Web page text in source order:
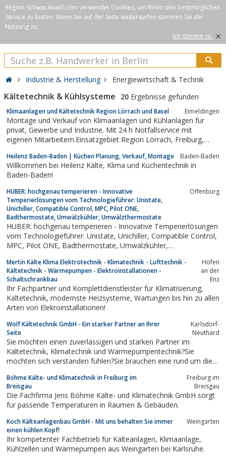
Region-Schwarzwald.com verwendet Cookies, um Ihnen den bestmöglichen
Service zu bieten. Wenn Sie auf der Seite weitersurfen stimmen Sie der
Nutzung zu.
Ich stimme zu. ×
Industrie & Herstellung Energiewirtschaft & Technik
Kältetechnik & Kühlsysteme 20 Ergebnisse gefunden
Klimaanlagen und Kältetechnik Region Lörrach und Basel Eimeldingen
Montage und Verkauf von Klimaanlagen und Kühlanlagen für
privat, Gewerbe und Industrie. Mit 24 h Notfallservice mit
eigenen Mitarbeitern.Einsatzgebiet Region Lörrach, Freiburg,
Heilenz Baden-Baden | Küchen Planung, Verkauf, Montage Baden-Baden
Willkommen bei Heilenz Kälte, Klima und Küchentechnik in
Baden-Baden!
HUBER: hochgenau temperieren - Innovative
Temperierlösungen vom Technologieführer: Unistate,
Unichiller, Compatible Control, MPC, Pilot ONE,
Badthermostate, Umwälzkühler, Umwälzthermostate
Offenburg
HUBER: hochgenau temperieren - Innovative Temperierlösungen
vom Technologieführer: Unistate, Unichiller, Compatible Control,
MPC, Pilot ONE, Badthermostate, Umwälzkühler,
Mertin Kälte Klima Elektrotechnik - Klimatechnik - Lufttechnik -
Kältetechnik - Wärmepumpen - Elektroinstallationen -
Schaltschrankbau
Höfen
an der
Enz
Ihr Fachpartner und Komplettdienstleister für Klimatisierung,
Kältetechnik, modernste Heizsysteme, Wartungen bis hin zu allen
Arten von Elekroinstallationen!
Wolf Kältetechnik GmbH - Ein starker Partner an Ihrer
Seite
Karlsdorf-
Neuthard
Sie möchten einen zuverlässigen und starken Partner im
Kältetechnik, Klimatechnik und Wärmepumpentechnik?Sie
möchten sich verstanden fühlen?Sie brauchen eine rund um die
unzufrieden mit Ihrem aktuellen Kältetechniker / Klimatechniker /
Frigoristen?Wir bauen...
Böhme Kälte- und Klimatechnik in Freiburg im
Breisgau
Freiburg im
Breisgau
Die Fachfirma Jens Böhme Kälte- und Klimatechnik GmbH sorgt
für passende Temperaturen in Räumen & Gebäuden.
Koch Kälteanlagenbau GmbH - Mit uns behalten Sie immer
einen kühlen Kopf!
Weingarten
Ihr kompetenter Fachbetrieb für Kälteanlagen, Klimaanlage,
Kühlzellen und Wärmepumpen aus Weingarten bei Karlsruhe.